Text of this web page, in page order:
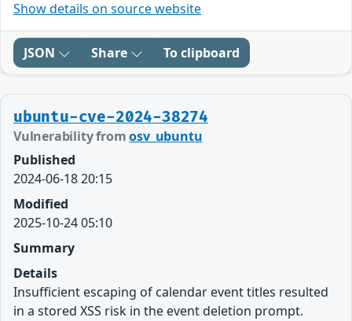
Show details on source website
JSON Share To clipboard
ubuntu-cve-2024-38274
Vulnerability fromosv_ubuntu
Published
2024-06-18 20:15
Modified
2025-10-24 05:10
Summary
Details
Insufficient escaping of calendar event titles resulted
in a stored XSS risk in the event deletion prompt.